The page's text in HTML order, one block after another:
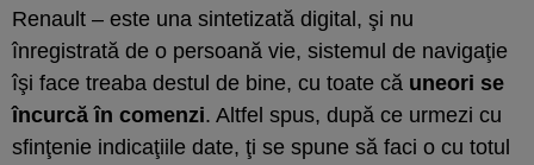
Renault – este una sintetizată digital, şi nu
înregistrată de o persoană vie, sistemul de navigaţie
îşi face treaba destul de bine, cu toate că uneori se
încurcă în comenzi. Altfel spus, după ce urmezi cu
sfinţenie indicaţiile date, ţi se spune să faci o cu totul